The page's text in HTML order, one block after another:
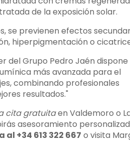
de la exposición solar.
se previenen efectos
hiperpigmentación o
del Grupo Pedro Jaén dispone
más avanzada para el
combinando profesionales
resultados."
cita gratuitaen Valdemoro o
asesoramiento
al +34 613 322 667 o visita